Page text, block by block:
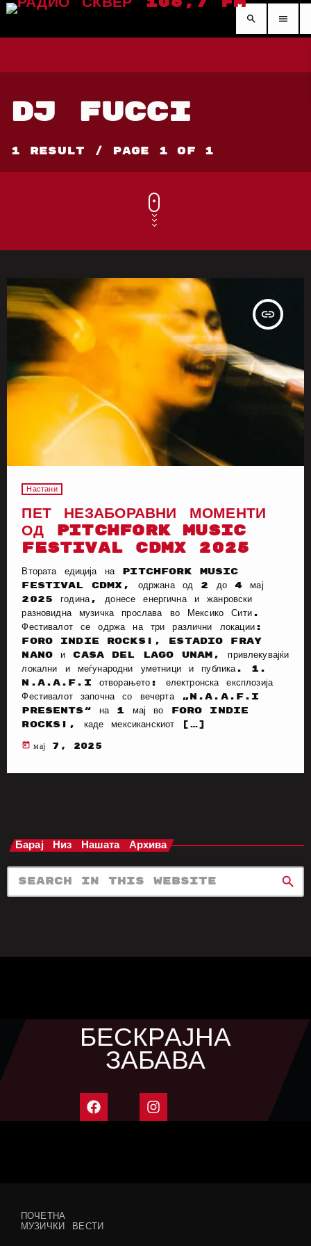
search menu
DJ FUCCI
1 Result / Page 1 of 1
insert_link
Настани
ПЕТ НЕЗАБОРАВНИ МОМЕНТИ
ОД PITCHFORK MUSIC
FESTIVAL CDMX 2025
Втората едиција на Pitchfork Music
Festival CDMX, одржана од 2 до 4 мај
2025 година, донесе енергична и жанровски
разновидна музичка прослава во Мексико Сити.
Фестивалот се одржа на три различни локации:
Foro Indie Rocks!, Estadio Fray
Nano и Casa del Lago UNAM, привлекувајќи
локални и меѓународни уметници и публика. 1.
N.A.A.F.I отворањето: електронска експлозија
Фестивалот започна со вечерта „N.A.A.F.I
Presents“ на 1 мај во Foro Indie
Rocks!, каде мексиканскиот […]
today мај 7, 2025
Барај Низ Нашата Архива
search
БЕСКРАЈНА
ЗАБАВА
ПОЧЕТНА
МУЗИЧКИ ВЕСТИ